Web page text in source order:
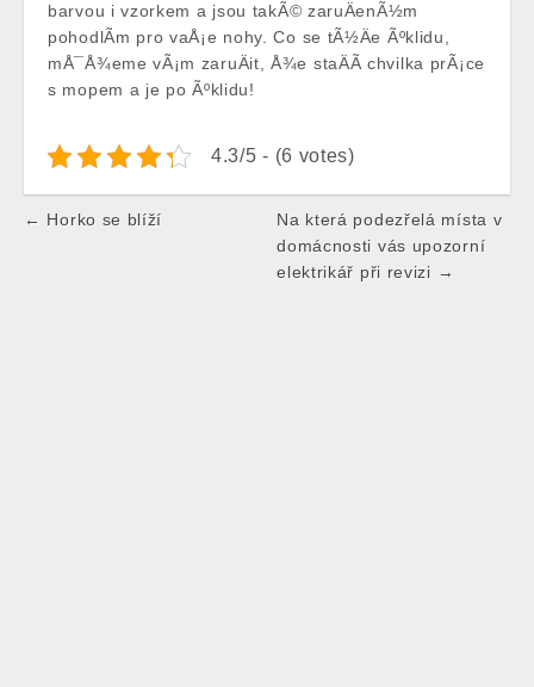
barvou i vzorkem a jsou takÃ© zaruÄenÃ½m
pohodlÃ­m pro vaÅ¡e nohy. Co se tÃ½Äe Ãºklidu,
mÅ¯Å¾eme vÃ¡m zaruÄit, Å¾e staÄÃ­ chvilka prÃ¡ce
s mopem a je po Ãºklidu!
4.3/5 - (6 votes)
Post
← Horko se blíží
Na která podezřelá místa v
domácnosti vás upozorní
elektrikář při revizi →